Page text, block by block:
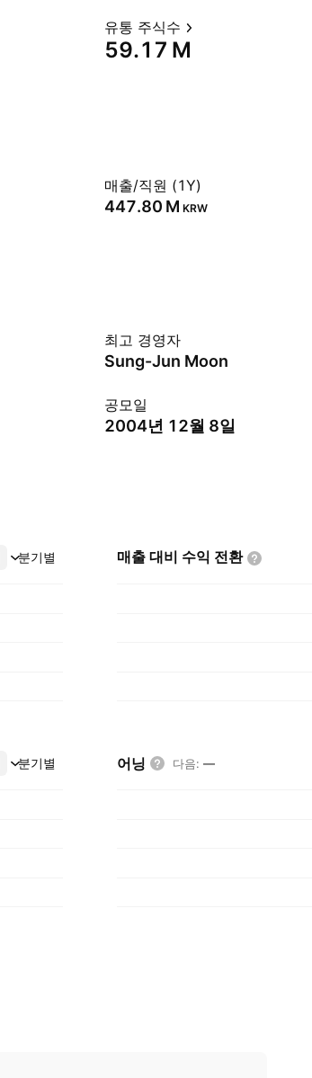
유통 주식수
‪59.17 M‬
매출/직원 (1Y)
‪447.80 M‬ KRW
최고 경영자
Sung-Jun Moon
공모일
2004년 12월 8일
분기별 매출 대비 수익 전환
분기별 어닝 다음: —